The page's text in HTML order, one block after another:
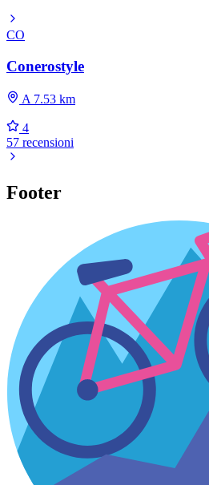
CO
Conerostyle
A 7.53 km
4
57 recensioni
Footer